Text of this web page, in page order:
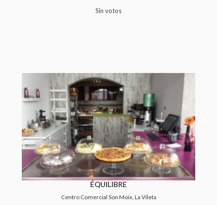
Sin votos
ÉQUILIBRE
Centro Comercial Son Moix, La Vileta